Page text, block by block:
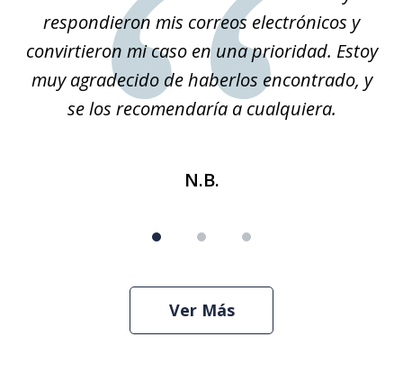
respondieron mis correos electrónicos y
convirtieron mi caso en una prioridad. Estoy
muy agradecido de haberlos encontrado, y
se los recomendaría a cualquiera.
N.B.
Ver Más